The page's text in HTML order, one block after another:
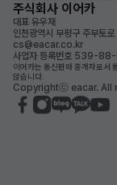
주식회사 이어카
대표 유우재
인천광역시 부평구 주부토
cs@eacar.co.kr
사업자 등록번호 539-
이어카는 통신판매 중개자로서
않습니다.
Copyrightⓒ eacar. All